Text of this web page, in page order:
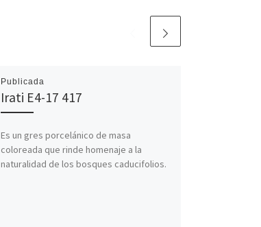
Publicada
Irati E4-17 417
Es un gres porcelánico de masa
coloreada que rinde homenaje a la
naturalidad de los bosques caducifolios.